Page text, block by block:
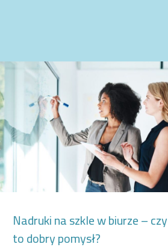
Nadruki na szkle w biurze – czy
to dobry pomysł?